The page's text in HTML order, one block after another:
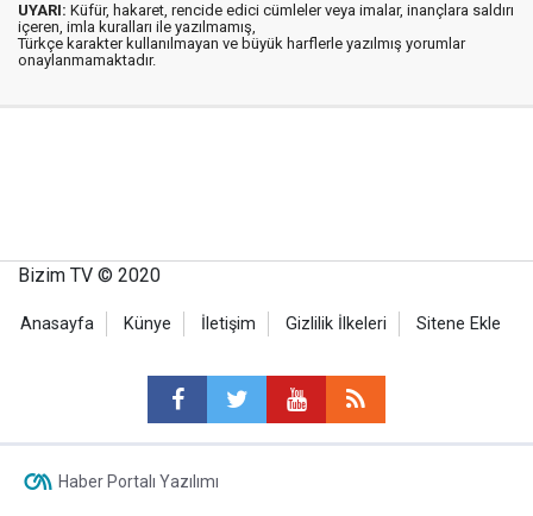
UYARI: Küfür, hakaret, rencide edici cümleler veya imalar, inançlara saldırı
içeren, imla kuralları ile yazılmamış,
Türkçe karakter kullanılmayan ve büyük harflerle yazılmış yorumlar
onaylanmamaktadır.
Bizim TV © 2020
Anasayfa Künye İletişim Gizlilik İlkeleri Sitene Ekle
Haber Portalı Yazılımı